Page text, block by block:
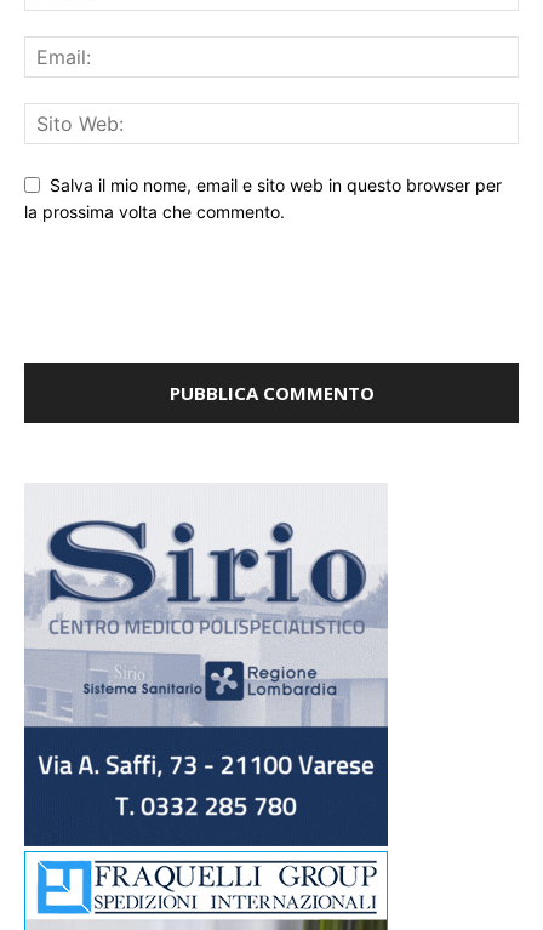
Salva il mio nome, email e sito web in questo browser per
la prossima volta che commento.